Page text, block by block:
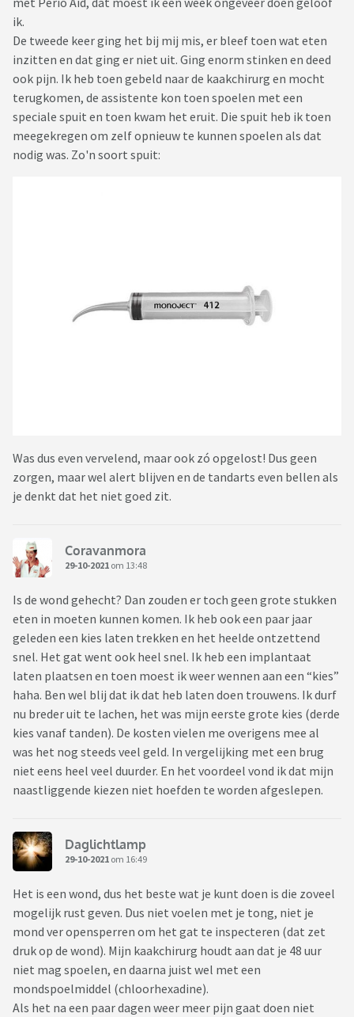
ik.
De tweede keer ging het bij mij mis, er bleef toen wat eten
inzitten en dat ging er niet uit. Ging enorm stinken en deed
ook pijn. Ik heb toen gebeld naar de kaakchirurg en mocht
terugkomen, de assistente kon toen spoelen met een
speciale spuit en toen kwam het eruit. Die spuit heb ik toen
meegekregen om zelf opnieuw te kunnen spoelen als dat
nodig was. Zo'n soort spuit:
Was dus even vervelend, maar ook zó opgelost! Dus geen
zorgen, maar wel alert blijven en de tandarts even bellen als
je denkt dat het niet goed zit.
Coravanmora
29-10-2021 om 13:48
Is de wond gehecht? Dan zouden er toch geen grote stukken
eten in moeten kunnen komen. Ik heb ook een paar jaar
geleden een kies laten trekken en het heelde ontzettend
snel. Het gat went ook heel snel. Ik heb een implantaat
laten plaatsen en toen moest ik weer wennen aan een “kies”
haha. Ben wel blij dat ik dat heb laten doen trouwens. Ik durf
nu breder uit te lachen, het was mijn eerste grote kies (derde
kies vanaf tanden). De kosten vielen me overigens mee al
was het nog steeds veel geld. In vergelijking met een brug
niet eens heel veel duurder. En het voordeel vond ik dat mijn
naastliggende kiezen niet hoefden te worden afgeslepen.
Daglichtlamp
29-10-2021 om 16:49
Het is een wond, dus het beste wat je kunt doen is die zoveel
mogelijk rust geven. Dus niet voelen met je tong, niet je
mond ver opensperren om het gat te inspecteren (dat zet
druk op de wond). Mijn kaakchirurg houdt aan dat je 48 uur
niet mag spoelen, en daarna juist wel met een
mondspoelmiddel (chloorhexadine).
Als het na een paar dagen weer meer pijn gaat doen niet